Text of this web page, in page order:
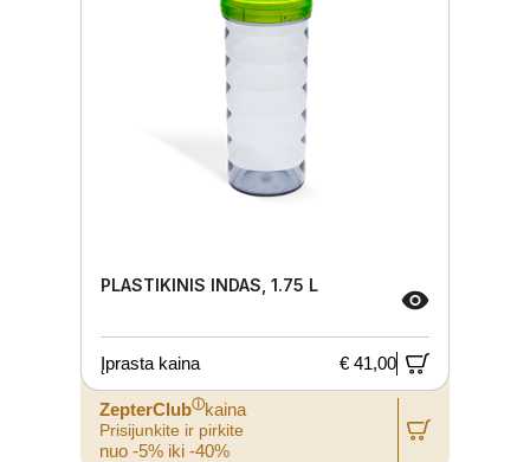
PLASTIKINIS INDAS, 1.75 L
Įprasta kaina € 41,00
ZepterClubⓘkaina
Prisijunkite ir pirkite
nuo -5% iki -40%